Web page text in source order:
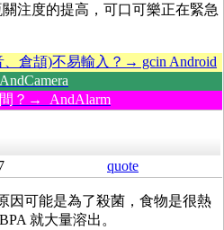
注度的提高，可口可樂正在緊急
倉頡)不易輸入？→ gcin Android
？→ AndAlarm
quote
因可能是為了殺菌，食物是很熱
就大量溶出。